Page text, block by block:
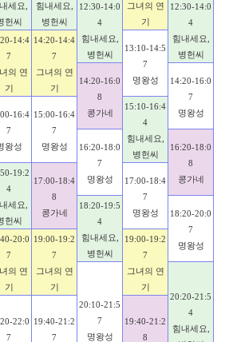
세요,
헌씨
힘내세요,
병헌씨
그녀의 연
기
12:30-14:0
4
힘내세요,
병헌씨
12:30-14:0
4
힘내세요,
병헌씨
14:4
7
의 연
기
14:20-14:4
7
그녀의 연
기
13:10-14:5
7
명왕성
14:20-16:0
8
콩가네
14:20-16:0
7
명왕성
16:4
7
왕성
15:00-16:4
7
명왕성
15:10-16:4
4
힘내세요,
병헌씨
16:20-18:0
7
명왕성
16:20-18:0
8
콩가네
19:2
4
세요,
헌씨
17:00-18:4
8
콩가네
17:00-18:4
7
명왕성
18:20-19:5
4
힘내세요,
병헌씨
18:20-20:0
7
명왕성
20:0
7
의 연
기
19:00-19:2
7
그녀의 연
기
19:00-19:2
7
그녀의 연
기
20:10-21:5
7
명왕성
20:20-21:5
4
힘내세요,
22:0
7
19:40-21:2
7
19:40-21:2
8